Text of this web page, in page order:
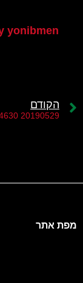
yonibmen
הקודם
20190529 064630
מפת אתר